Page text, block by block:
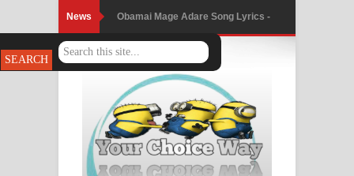
News Obamai Mage Adare Song Lyrics -
ඔබමයි මගේ ආදරේ ගීතයේ පද පෙළ
Pansal Gihin Song Lyrics - පන්සල් ගිහිං
ගීතයේ පද පෙළ
Ankeliya Song Lyrics - අංකෙළිය ගීතයේ